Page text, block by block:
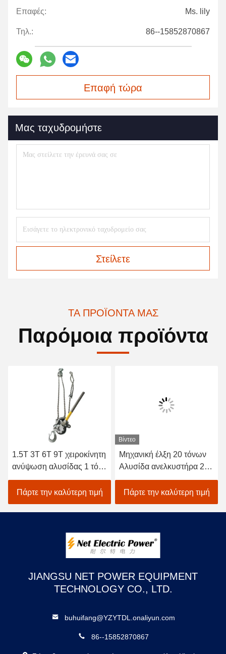
Επαφές: Ms. lily
Τηλ.: 86--15852870867
Επαφή τώρα
Μας ταχυδρομήστε
Στείλετε
ΤΑ ΠΡΟΪΌΝΤΑ ΜΑΣ
Παρόμοια προϊόντα
1.5T 3T 6T 9T χειροκίνητη
ανύψωση αλυσίδας 1 τόνο
χειροκίνητη ανύψωση
αλυσίδας
Πάρτε την καλύτερη τιμή
Βίντεο
Μηχανική έλξη 20 τόνων
Αλυσίδα ανελκυστήρα 20
τόνων Αλυσίδα μπλοκ
τροχαλία
Πάρτε την καλύτερη τιμή
JIANGSU NET POWER EQUIPMENT
TECHNOLOGY CO., LTD.
buhuifang@YZYTDL.onaliyun.com
86--15852870867